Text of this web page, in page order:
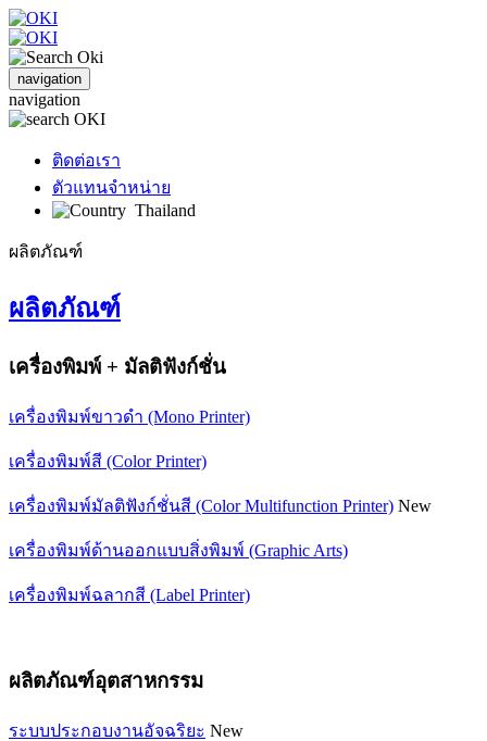
navigation
navigation
ติดต่อเรา
ตัวแทนจำหน่าย
Thailand
ผลิตภัณฑ์
ผลิตภัณฑ์
เครื่องพิมพ์ + มัลติฟังก์ชั่น
เครื่องพิมพ์ขาวดำ (Mono Printer)
เครื่องพิมพ์สี (Color Printer)
เครื่องพิมพ์มัลติฟังก์ชั่นสี (Color Multifunction Printer) New
เครื่องพิมพ์ด้านออกแบบสิ่งพิมพ์ (Graphic Arts)
เครื่องพิมพ์ฉลากสี (Label Printer)
ผลิตภัณฑ์อุตสาหกรรม
ระบบประกอบงานอัจฉริยะ New